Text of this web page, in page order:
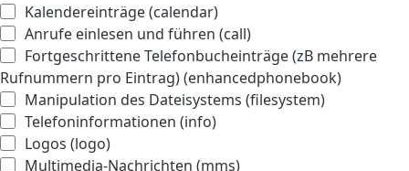
Kalendereinträge (calendar)
Anrufe einlesen und führen (call)
Fortgeschrittene Telefonbucheinträge (zB mehrere
Rufnummern pro Eintrag) (enhancedphonebook)
Manipulation des Dateisystems (filesystem)
Telefoninformationen (info)
Logos (logo)
Multimedia-Nachrichten (mms)